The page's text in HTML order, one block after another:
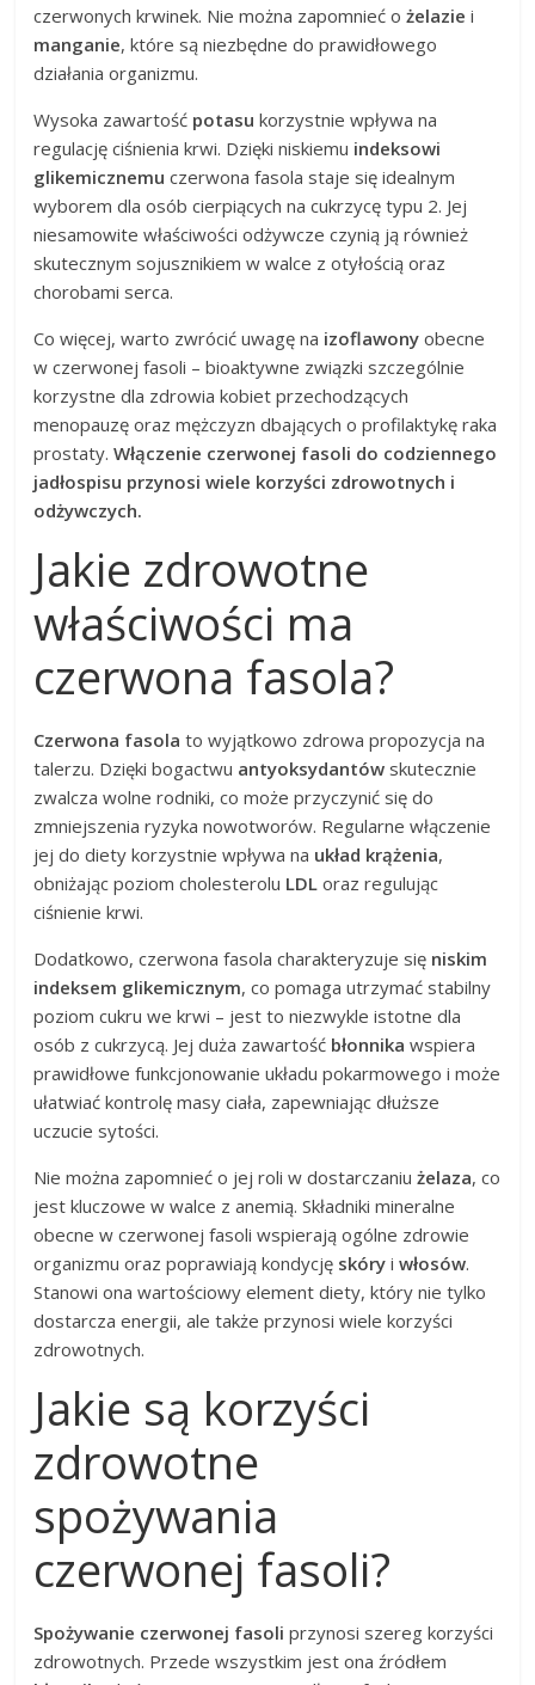
czerwonych krwinek. Nie można zapomnieć ożelazie i
manganie, które są niezbędne do prawidłowego
działania organizmu.
Wysoka zawartość potasu korzystnie wpływa na
regulację ciśnienia krwi. Dzięki niskiemu indeksowi
glikemicznemu czerwona fasola staje się idealnym
wyborem dla osób cierpiących na cukrzycę typu 2. Jej
niesamowite właściwości odżywcze czynią ją również
skutecznym sojusznikiem w walce z otyłością oraz
chorobami serca.
Co więcej, warto zwrócić uwagę na izoflawony obecne
w czerwonej fasoli – bioaktywne związki szczególnie
korzystne dla zdrowia kobiet przechodzących
menopauzę oraz mężczyzn dbających o profilaktykę raka
prostaty.Włączenie czerwonej fasoli do codziennego
jadłospisu przynosi wiele korzyści zdrowotnych i
odżywczych.
Jakie zdrowotne
właściwości ma
czerwona fasola?
Czerwona fasola to wyjątkowo zdrowa propozycja na
talerzu. Dzięki bogactwu antyoksydantów skutecznie
zwalcza wolne rodniki, co może przyczynić się do
zmniejszenia ryzyka nowotworów. Regularne włączenie
jej do diety korzystnie wpływa na układ krążenia,
obniżając poziom cholesterolu LDL oraz regulując
ciśnienie krwi.
Dodatkowo, czerwona fasola charakteryzuje się niskim
indeksem glikemicznym, co pomaga utrzymać stabilny
poziom cukru we krwi – jest to niezwykle istotne dla
osób z cukrzycą. Jej duża zawartość błonnika wspiera
prawidłowe funkcjonowanie układu pokarmowego i może
ułatwiać kontrolę masy ciała, zapewniając dłuższe
uczucie sytości.
Nie można zapomnieć o jej roli w dostarczaniużelaza, co
jest kluczowe w walce z anemią. Składniki mineralne
obecne w czerwonej fasoli wspierają ogólne zdrowie
organizmu oraz poprawiają kondycję skóry iwłosów.
Stanowi ona wartościowy element diety, który nie tylko
dostarcza energii, ale także przynosi wiele korzyści
zdrowotnych.
Jakie są korzyści
zdrowotne
spożywania
czerwonej fasoli?
Spożywanie czerwonej fasoli przynosi szereg korzyści
zdrowotnych. Przede wszystkim jest ona źródłem